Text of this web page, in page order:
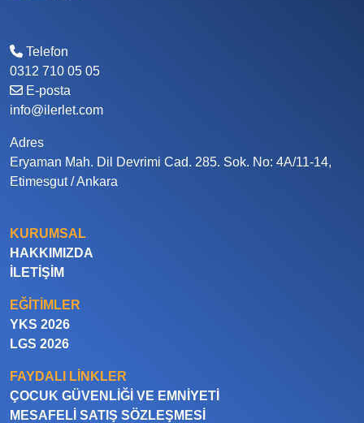
Telefon
0312 710 05 05
E-posta
info@ilerlet.com
Adres
Eryaman Mah. Dil Devrimi Cad. 285. Sok. No: 4A/11-14,
Etimesgut / Ankara
KURUMSAL
HAKKIMIZDA
İLETIŞIM
EĞITIMLER
YKS 2026
LGS 2026
FAYDALI LINKLER
ÇOCUK GÜVENLIĞI VE EMNIYETI
MESAFELI SATIŞ SÖZLEŞMESI